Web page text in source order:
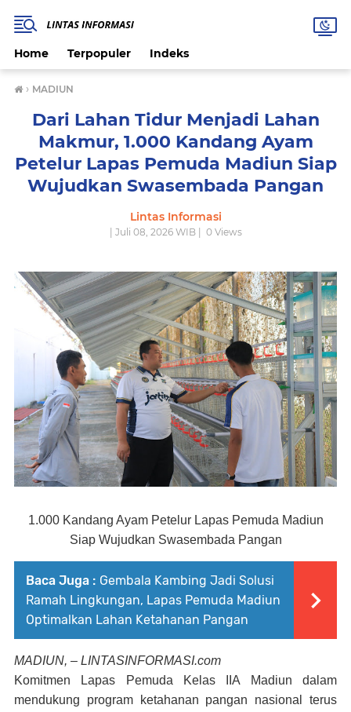
Home Terpopuler Indeks
› MADIUN
Dari Lahan Tidur Menjadi Lahan
Makmur, 1.000 Kandang Ayam
Petelur Lapas Pemuda Madiun Siap
Wujudkan Swasembada Pangan
Lintas Informasi
| Juli 08, 2026 WIB | 0Views
1.000 Kandang Ayam Petelur Lapas Pemuda Madiun
Siap Wujudkan Swasembada Pangan
Baca Juga : Gembala Kambing Jadi Solusi
Ramah Lingkungan, Lapas Pemuda Madiun
Optimalkan Lahan Ketahanan Pangan
MADIUN, – LINTASINFORMASI.com
Komitmen Lapas Pemuda Kelas IIA Madiun dalam
mendukung program ketahanan pangan nasional terus